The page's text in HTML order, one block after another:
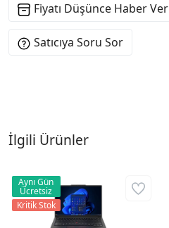
Fiyatı Düşünce Haber Ver
Satıcıya Soru Sor
İlgili Ürünler
Aynı Gün
Ücretsiz
Kritik Stok